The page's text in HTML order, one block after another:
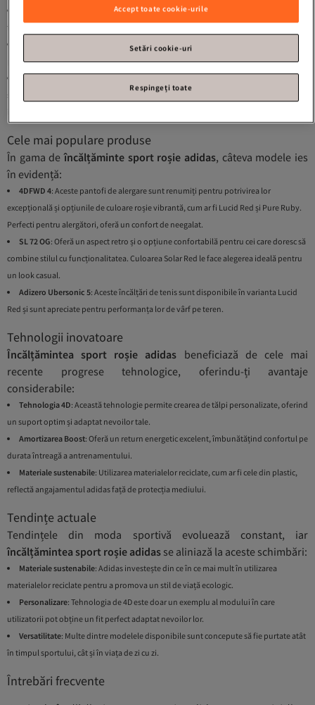
: Materialele folosite sunt de înaltă calitate și concepute să reziste în
timp, astfel încât să te bucuri de fiecare pereche pentru o perioadă îndelungată.
: Culoarea roșie vibrantă este nu doar atrăgătoare, ci și versatilă, potrivită atât
pentru antrenamente, cât și pentru outfituri casual.
Tehnologie: Modelele recente includ inovări precum tehnologia 4D pentru un
suport personalizat și materialele Parley, care sunt din plastic reciclat pentru un
Cele mai populare produse
În gama deîncălțăminte sport roșie adidas, câteva modele ies
în evidență:
4DFWD 4: Aceste pantofi de alergare sunt renumiți pentru potrivirea lor
excepțională și opțiunile de culoare roșie vibrantă, cum ar fi Lucid Red și Pure Ruby.
Perfecti pentru alergători, oferă un confort de neegalat.
SL 72 OG: Oferă un aspect retro și o opțiune confortabilă pentru cei care doresc să
combine stilul cu funcționalitatea. Culoarea Solar Red le face alegerea ideală pentru
un look casual.
Adizero Ubersonic 5: Aceste încălțări de tenis sunt disponibile în varianta Lucid
Red și sunt apreciate pentru performanța lor de vârf pe teren.
Tehnologii inovatoare
Încălțămintea sport roșie adidas beneficiază de cele mai
recente progrese tehnologice, oferindu-ți avantaje
considerabile:
Tehnologia 4D: Această tehnologie permite crearea de tălpi personalizate, oferind
un suport optim și adaptat nevoilor tale.
Amortizarea Boost: Oferă un return energetic excelent, îmbunătățind confortul pe
durata întreagă a antrenamentului.
Materiale sustenabile: Utilizarea materialelor reciclate, cum ar fi cele din plastic,
reflectă angajamentul adidas față de protecția mediului.
Tendințe actuale
Tendințele din moda sportivă evoluează constant, iar
încălțămintea sport roșie adidas se aliniază la aceste schimbări:
Materiale sustenabile: Adidas investește din ce în ce mai mult în utilizarea
materialelor reciclate pentru a promova un stil de viață ecologic.
Personalizare: Tehnologia de 4D este doar un exemplu al modului în care
utilizatorii pot obține un fit perfect adaptat nevoilor lor.
Versatilitate: Multe dintre modelele disponibile sunt concepute să fie purtate atât
în timpul sportului, cât și în viața de zi cu zi.
Întrebări frecvente
Accept toate cookie-urile
Setări cookie-uri
Respingeți toate